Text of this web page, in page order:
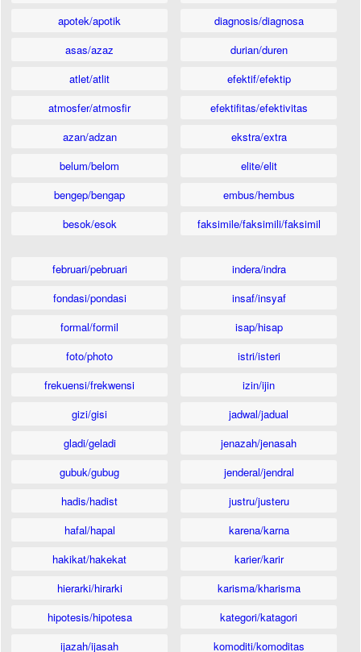
apotek/apotik
asas/azaz
atlet/atlit
atmosfer/atmosfir
azan/adzan
belum/belom
bengep/bengap
besok/esok
diagnosis/diagnosa
durian/duren
efektif/efektip
efektifitas/efektivitas
ekstra/extra
elite/elit
embus/hembus
faksimile/faksimili/faksimil
februari/pebruari
fondasi/pondasi
formal/formil
foto/photo
frekuensi/frekwensi
gizi/gisi
gladi/geladi
gubuk/gubug
hadis/hadist
hafal/hapal
hakikat/hakekat
hierarki/hirarki
hipotesis/hipotesa
ijazah/ijasah
indera/indra
insaf/insyaf
isap/hisap
istri/isteri
izin/ijin
jadwal/jadual
jenazah/jenasah
jenderal/jendral
justru/justeru
karena/karna
karier/karir
karisma/kharisma
kategori/katagori
komoditi/komoditas